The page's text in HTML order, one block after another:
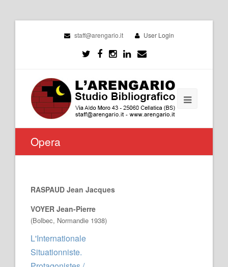
staff@arengario.it User Login
Opera
RASPAUD Jean Jacques
VOYER Jean-Pierre
(Bolbec, Normandie 1938)
L'Internationale
Situationniste.